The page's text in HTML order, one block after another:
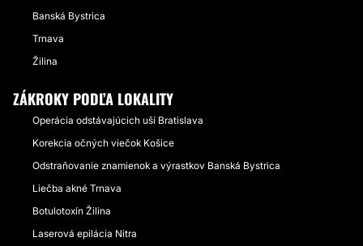
Banská Bystrica
Trnava
Žilina
ZÁKROKY PODĽA LOKALITY
Operácia odstávajúcich uší Bratislava
Korekcia očných viečok Košice
Odstraňovanie znamienok a výrastkov Banská Bystrica
Liečba akné Trnava
Botulotoxín Žilina
Laserová epilácia Nitra